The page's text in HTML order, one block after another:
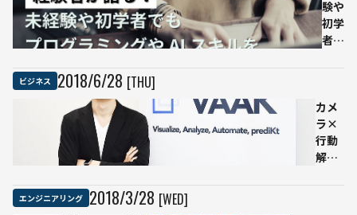
験や
初学
者で
ング
やAI
スキ
ルを
ビジネス 2018/6/28 [THU]
カメ
ラ×
行動
解析
エンジニアリング 2018/3/28 [WED]